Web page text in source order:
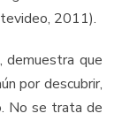
2011).
, demuestra que
por descubrir,
No se trata de